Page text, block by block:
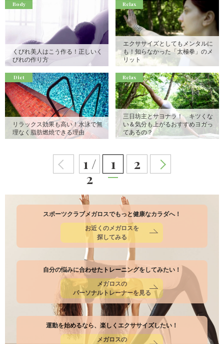
Body
くびれ美人はこう作る！正しいく
びれの作り方
Relax
エクササイズとしてもメンタルに
も！知らなかった「太極拳」のメ
リット
Diet
リラックス効果も高い！水泳で無
理なく脂肪燃焼できる理由
Relax
三日坊主とサヨナラ！ キツくな
い＆気分も上がるおすすめヨガっ
てあるの？
1 /
2
1 2
スポーツクラブメガロスでもっと健康なカラダへ！
お近くのメガロスを
探してみる
自分の悩みに合わせたトレーニングをしてみたい！
メガロスの
パーソナルトレーナーを見る
運動を始めるなら、楽しくエクササイズしたい！
メガロスの